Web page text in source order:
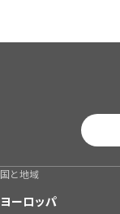
国と地域
ヨーロッパ